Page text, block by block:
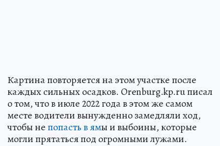
Картина повторяется на этом участке после
каждых сильных осадков. Orenburg.kp.ru писал
о том, что в июле 2022 года в этом же самом
месте водители вынужденно замедляли ход,
чтобы непопасть в ямы и выбоины, которые
могли прятаться под огромными лужами.